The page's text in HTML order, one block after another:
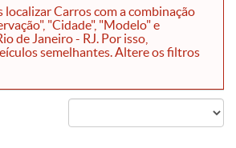
localizar Carros com a combinação
"Cidade", "Modelo" e
de Janeiro - RJ. Por isso,
semelhantes. Altere os filtros